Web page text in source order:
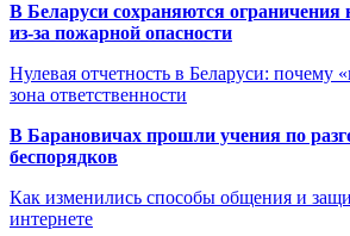
В Беларуси сохраняются ограничения
из-за пожарной опасности
Нулевая отчетность в Беларуси: почему
зона ответственности
В Барановичах прошли учения по
беспорядков
Как изменились способы общения и
интернете